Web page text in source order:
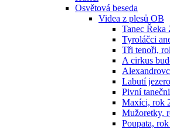
Osvětová beseda
Videa z plesů OB
Tanec Řeka
Tyroláčci
Tři tenoři,
A cirkus
Labutí
Pivní
Maxíci, rok
Mužoretky,
Poupata,